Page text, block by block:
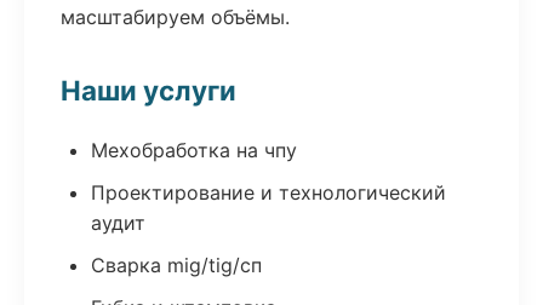
масштабируем объёмы.
Наши услуги
Мехобработка на чпу
Проектирование и технологический
аудит
Сварка mig/tig/сп